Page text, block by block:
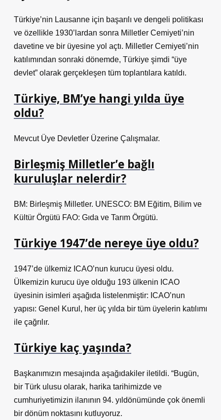
Türkiye’nin Lausanne için başarılı ve dengeli politikası
ve özellikle 1930’lardan sonra Milletler Cemiyeti’nin
davetine ve bir üyesine yol açtı. Milletler Cemiyeti’nin
katılımından sonraki dönemde, Türkiye şimdi “üye
devlet” olarak gerçekleşen tüm toplantılara katıldı.
Türkiye, BM’ye hangi yılda üye
oldu?
Mevcut Üye Devletler Üzerine Çalışmalar.
Birleşmiş Milletler’e bağlı
kuruluşlar nelerdir?
BM: Birleşmiş Milletler. UNESCO: BM Eğitim, Bilim ve
Kültür Örgütü FAO: Gıda ve Tarım Örgütü.
Türkiye 1947’de nereye üye oldu?
1947’de ülkemiz ICAO’nun kurucu üyesi oldu.
Ülkemizin kurucu üye olduğu 193 ülkenin ICAO
üyesinin isimleri aşağıda listelenmiştir: ICAO’nun
yapısı: Genel Kurul, her üç yılda bir tüm üyelerin katılımı
ile çağrılır.
Türkiye kaç yaşında?
Başkanımızın mesajında ​​aşağıdakiler iletildi. “Bugün,
bir Türk ulusu olarak, harika tarihimizde ve
cumhuriyetimizin ilanının 94. yıldönümünde çok önemli
bir dönüm noktasını kutluyoruz.